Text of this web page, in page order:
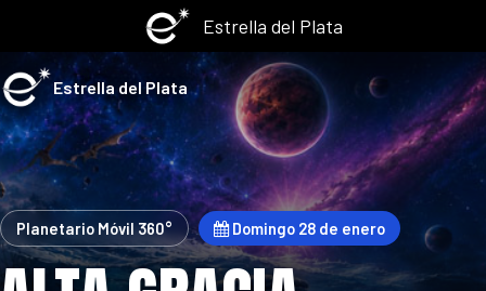
Estrella del Plata
Estrella del Plata
Planetario Móvil 360° Domingo 28 de enero